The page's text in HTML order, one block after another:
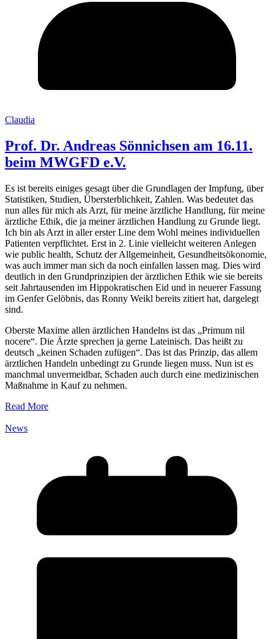
Claudia
Prof. Dr. Andreas Sönnichsen am 16.11.
beim MWGFD e.V.
Es ist bereits einiges gesagt über die Grundlagen der Impfung, über
Statistiken, Studien, Übersterblichkeit, Zahlen. Was bedeutet das
nun alles für mich als Arzt, für meine ärztliche Handlung, für meine
ärztliche Ethik, die ja meiner ärztlichen Handlung zu Grunde liegt.
Ich bin als Arzt in aller erster Line dem Wohl meines individuellen
Patienten verpflichtet. Erst in 2. Linie vielleicht weiteren Anlegen
wie public health, Schutz der Allgemeinheit, Gesundheitsökonomie,
was auch immer man sich da noch einfallen lassen mag. Dies wird
deutlich in den Grundprinzipien der ärztlichen Ethik wie sie bereits
seit Jahrtausenden im Hippokratischen Eid und in neuerer Fassung
im Genfer Gelöbnis, das Ronny Weikl bereits zitiert hat, dargelegt
sind.
Oberste Maxime allen ärztlichen Handelns ist das „Primum nil
nocere“. Die Ärzte sprechen ja gerne Lateinisch. Das heißt zu
deutsch „keinen Schaden zufügen“. Das ist das Prinzip, das allem
ärztlichen Handeln unbedingt zu Grunde liegen muss. Nun ist es
manchmal unvermeidbar, Schaden auch durch eine medizinischen
Maßnahme in Kauf zu nehmen.
Read More
News